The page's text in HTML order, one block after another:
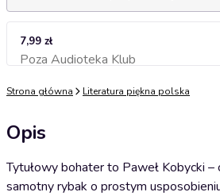
7,99 zł
Poza Audioteka KlubDodaj do koszyka
Strona główna Literatura piękna polska
Opis
Tytułowy bohater to Paweł Kobycki
samotny rybak o prostym